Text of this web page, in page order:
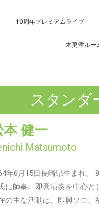
10周年プレミアムライブ
木更津ルー
スタンダ
本 健一
Matsumoto
年6月15日長崎県生まれ。
に師事。即興演奏を中心と
の主な活動は、即興ソロ